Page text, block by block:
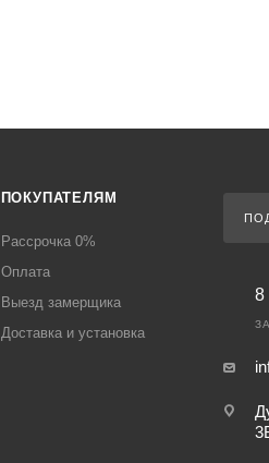
ПОКУПАТЕЛЯМ
Рассрочка 0%
Оплата
Выезд замерщика
Доставка и установка
8